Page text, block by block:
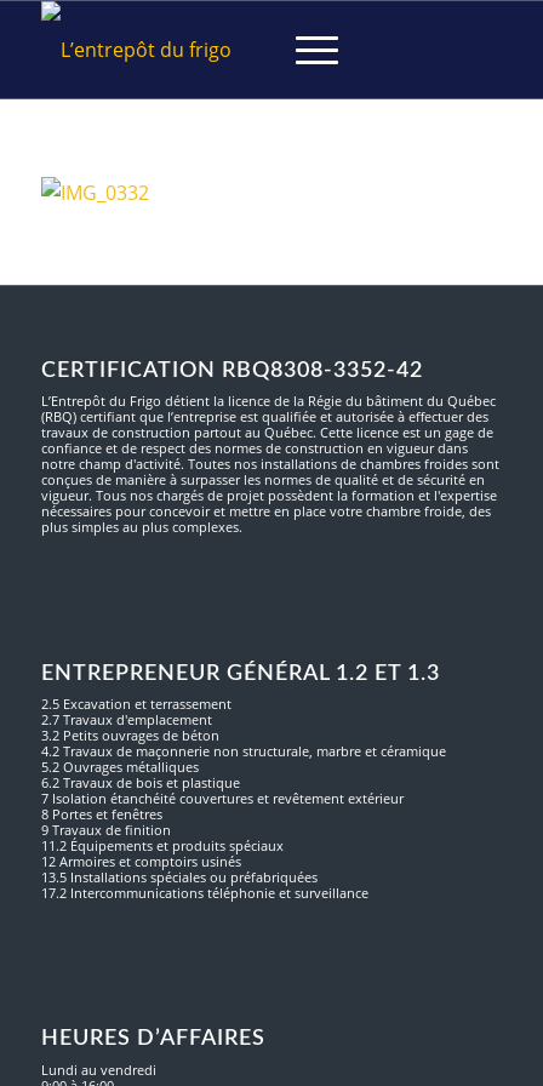
CERTIFICATION RBQ8308-3352-42
L’Entrepôt du Frigo détient la licence de la Régie du bâtiment du Québec
(RBQ) certifiant que l’entreprise est qualifiée et autorisée à effectuer des
travaux de construction partout au Québec. Cette licence est un gage de
confiance et de respect des normes de construction en vigueur dans
notre champ d'activité. Toutes nos installations de chambres froides sont
conçues de manière à surpasser les normes de qualité et de sécurité en
vigueur. Tous nos chargés de projet possèdent la formation et l'expertise
nécessaires pour concevoir et mettre en place votre chambre froide, des
plus simples au plus complexes.
ENTREPRENEUR GÉNÉRAL 1.2 ET 1.3
2.5 Excavation et terrassement
2.7 Travaux d'emplacement
3.2 Petits ouvrages de béton
4.2 Travaux de maçonnerie non structurale, marbre et céramique
5.2 Ouvrages métalliques
6.2 Travaux de bois et plastique
7 Isolation étanchéité couvertures et revêtement extérieur
8 Portes et fenêtres
9 Travaux de finition
11.2 Équipements et produits spéciaux
12 Armoires et comptoirs usinés
13.5 Installations spéciales ou préfabriquées
17.2 Intercommunications téléphonie et surveillance
HEURES D’AFFAIRES
Lundi au vendredi